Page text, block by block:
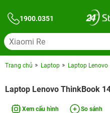
1900.0351
Trang chủ Laptop Laptop Lenovo
Laptop Lenovo ThinkBook
Xem cấu hình So sánh